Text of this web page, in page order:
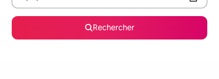
Rechercher